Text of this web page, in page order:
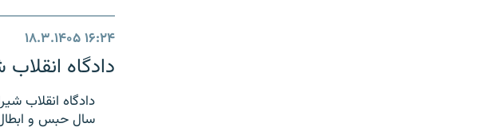
۱۶:۲۴ ۱۸.۳.۱۴۰۵
دادگاه
سال حبس و